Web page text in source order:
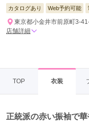
カタログあり Web予約可能
東京都小金井市前原町3-
店舗詳細
TOP 衣装
正統派の赤い振袖で